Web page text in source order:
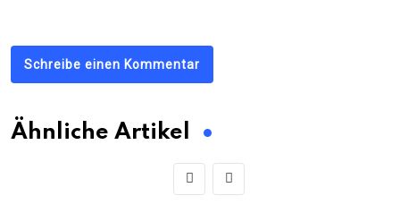
Schreibe einen Kommentar
Ähnliche Artikel